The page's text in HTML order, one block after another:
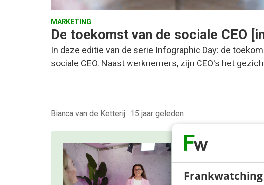
MARKETING
De toekomst van de sociale CEO
In deze editie van de serie Infographic Day: de
sociale CEO. Naast werknemers, zijn CEO's het
Bianca van de Ketterij · 15 jaar geleden